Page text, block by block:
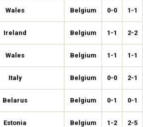
Wales Belgium 0-0 1-1
Ireland Belgium 1-1 2-2
Wales Belgium 1-1 1-1
Italy Belgium 0-0 2-1
Belarus Belgium 0-1 0-1
Estonia Belgium 1-2 2-5